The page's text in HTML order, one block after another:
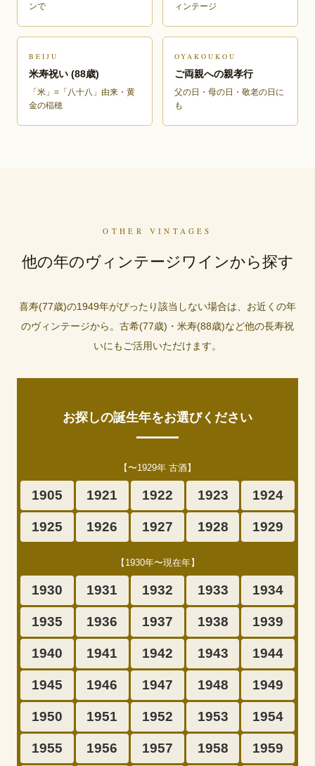
ンで
ィンテージ
BEIJU
米寿祝い (88歳)
「米」=「八十八」由来・黄
金の稲穂
OYAKOUKOU
ご両親への親孝行
父の日・母の日・敬老の日に
も
OTHER VINTAGES
他の年のヴィンテージワインから探す
喜寿(77歳)の1949年がぴったり該当しない場合は、お近くの年
のヴィンテージから。古希(77歳)・米寿(88歳)など他の長寿祝
いにもご活用いただけます。
お探しの誕生年をお選びください
【〜1929年 古酒】
1905 1921 1922 1923 1924
1925 1926 1927 1928 1929
【1930年〜現在年】
1930 1931 1932 1933 1934
1935 1936 1937 1938 1939
1940 1941 1942 1943 1944
1945 1946 1947 1948 1949
1950 1951 1952 1953 1954
1955 1956 1957 1958 1959